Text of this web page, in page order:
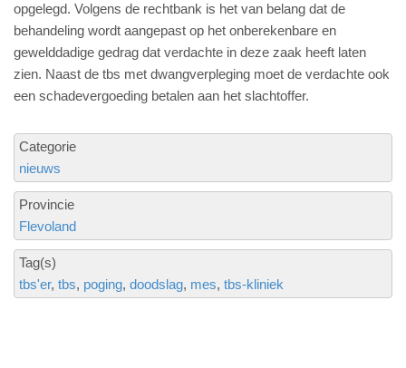
opgelegd. Volgens de rechtbank is het van belang dat de
behandeling wordt aangepast op het onberekenbare en
gewelddadige gedrag dat verdachte in deze zaak heeft laten
zien. Naast de tbs met dwangverpleging moet de verdachte ook
een schadevergoeding betalen aan het slachtoffer.
Categorie
nieuws
Provincie
Flevoland
Tag(s)
tbs'er tbs poging doodslag mes tbs-kliniek